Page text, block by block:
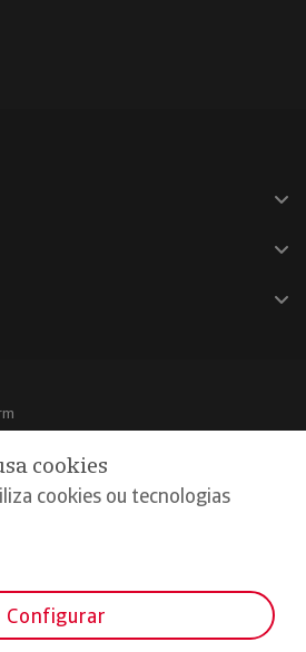
cookies
cookies ou tecnologias
Configurar